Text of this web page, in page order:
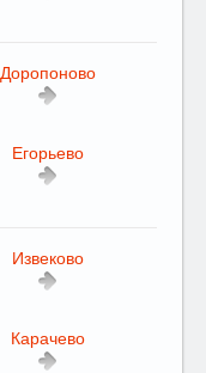
Доропоново
Егорьево
Извеково
Карачево